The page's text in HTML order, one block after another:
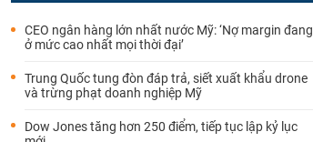
CEO ngân hàng lớn nhất nước Mỹ: ‘Nợ margin đang
ở mức cao nhất mọi thời đại’
Trung Quốc tung đòn đáp trả, siết xuất khẩu drone
và trừng phạt doanh nghiệp Mỹ
Dow Jones tăng hơn 250 điểm, tiếp tục lập kỷ lục